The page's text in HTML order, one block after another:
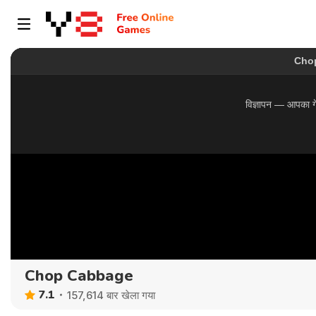
Chop Cabbage
7.1 157,614 बार खेला गया